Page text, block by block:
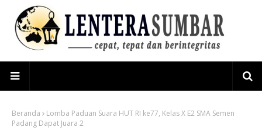
Beranda
Lomba Paduan Suara HUT RI ke77, Kelas X E2 SMA Semen
Padang Dapat Juara 2